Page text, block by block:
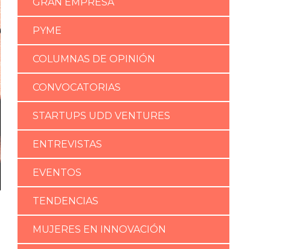
PYME
COLUMNAS DE OPINIÓN
CONVOCATORIAS
STARTUPS UDD VENTURES
ENTREVISTAS
EVENTOS
TENDENCIAS
MUJERES EN INNOVACIÓN